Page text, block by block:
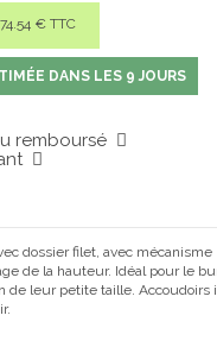
74.54 € TTC
DANS LES 9 JOURS
remboursé
dossier filet, avec mécanisme
de la hauteur. Idéal pour le
de leur petite taille. Accoudoirs